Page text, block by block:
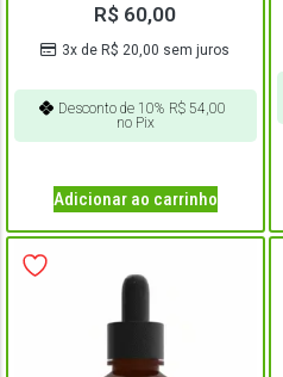
R$ 60,00
3x deR$ 20,00 sem juros
Desconto de 10% R$ 54,00
no Pix
Adicionar ao carrinho